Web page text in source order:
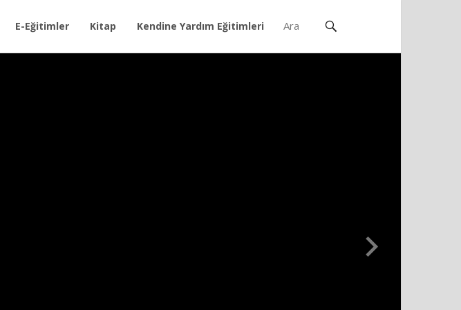
E-Eğitimler Kitap Kendine Yardım Eğitimleri